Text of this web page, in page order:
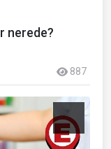
nerede?
887